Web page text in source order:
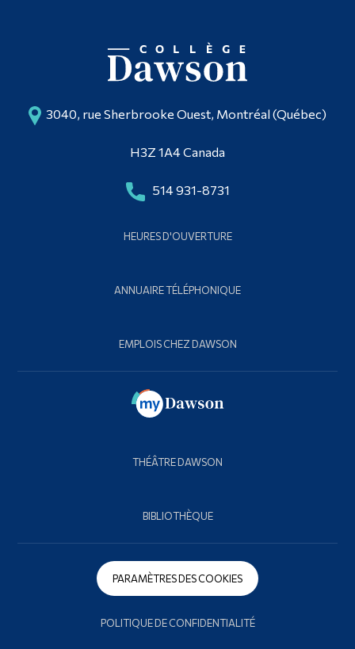
3040, rue Sherbrooke Ouest, Montréal (Québec)
H3Z 1A4 Canada
514 931-8731
HEURES D'OUVERTURE
ANNUAIRE TÉLÉPHONIQUE
EMPLOIS CHEZ DAWSON
THÉÂTRE DAWSON
BIBLIOTHÈQUE
PARAMÈTRES DES COOKIES
POLITIQUE DE CONFIDENTIALITÉ